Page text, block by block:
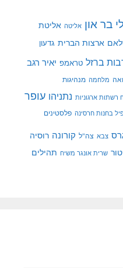
בר און אליטה אליטת
ארצות הברית גדעון
ברזל טראמפ יאיר רגב
מלחמה מנהיגות
רשתות ארגוניות נתניהו עופר
פיל בחנות חרסינה פלסטינים
צבא צה"ל קורונה רוסיה
שרית אונגר משיח תהילים